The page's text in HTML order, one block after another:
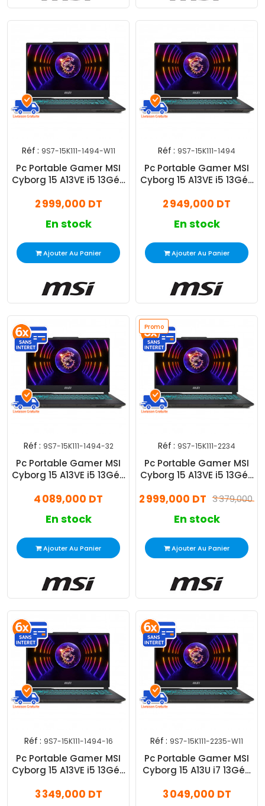
Réf : 9S7-15K111-1494-W11
Pc Portable Gamer MSI
Cyborg 15 A13VE i5 13Gén
11 Pro
2 999,000 DT
En stock
Ajouter Au Panier
Réf : 9S7-15K111-1494
Pc Portable Gamer MSI
Cyborg 15 A13VE i5 13Gén
2 949,000 DT
En stock
Ajouter Au Panier
Réf : 9S7-15K111-1494-32
Pc Portable Gamer MSI
Cyborg 15 A13VE i5 13Gén
4 089,000 DT
En stock
Ajouter Au Panier
Promo
Réf : 9S7-15K111-2234
Pc Portable Gamer MSI
Cyborg 15 A13VE i5 13Gén
4050 3 379,000
2 999,000 DT
En stock
Ajouter Au Panier
Réf : 9S7-15K111-1494-16
Pc Portable Gamer MSI
Cyborg 15 A13VE i5 13Gén
3 349,000 DT
Réf : 9S7-15K111-2235-W11
Pc Portable Gamer MSI
Cyborg 15 A13U i7 13Gén
3050 Windows 11 Pro
3 049,000 DT